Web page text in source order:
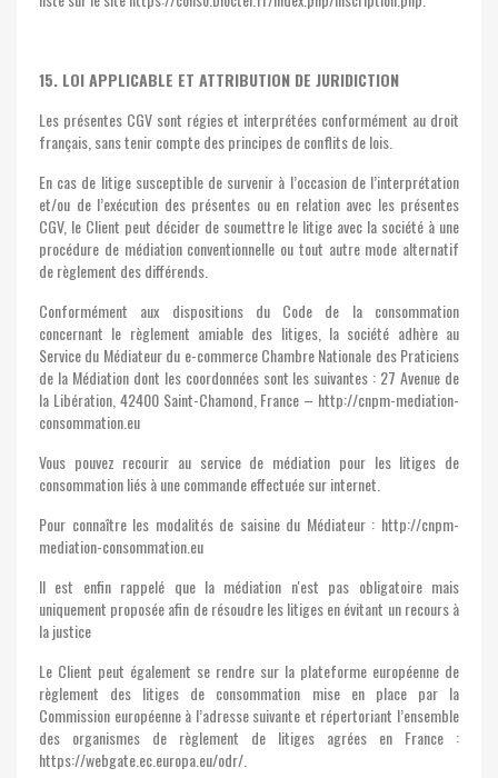
15. LOI APPLICABLE ET ATTRIBUTION DE JURIDICTION
Les présentes CGV sont régies et interprétées conformément au droit
français, sans tenir compte des principes de conflits de lois.
En cas de litige susceptible de survenir à l’occasion de l’interprétation
et/ou de l’exécution des présentes ou en relation avec les présentes
CGV, le Client peut décider de soumettre le litige avec la société à une
procédure de médiation conventionnelle ou tout autre mode alternatif
de règlement des différends.
Conformément aux dispositions du Code de la consommation
concernant le règlement amiable des litiges, la société adhère au
Service du Médiateur du e-commerce Chambre Nationale des Praticiens
de la Médiation dont les coordonnées sont les suivantes : 27 Avenue de
la Libération, 42400 Saint-Chamond, France – http://cnpm-mediation-
consommation.eu
Vous pouvez recourir au service de médiation pour les litiges de
consommation liés à une commande effectuée sur internet.
Pour connaître les modalités de saisine du Médiateur : http://cnpm-
mediation-consommation.eu
Il est enfin rappelé que la médiation n'est pas obligatoire mais
uniquement proposée afin de résoudre les litiges en évitant un recours à
la justice
Le Client peut également se rendre sur la plateforme européenne de
règlement des litiges de consommation mise en place par la
Commission européenne à l’adresse suivante et répertoriant l’ensemble
des organismes de règlement de litiges agrées en France :
https://webgate.ec.europa.eu/odr/.